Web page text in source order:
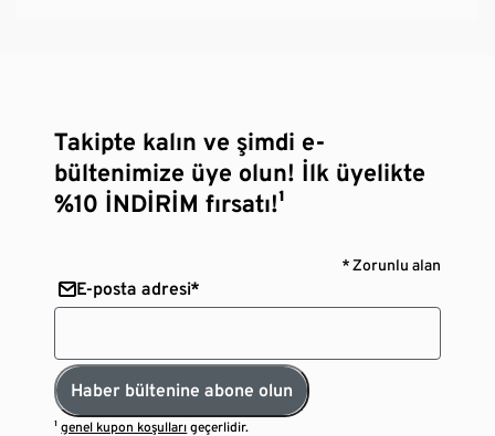
Takipte kalın ve şimdi e-
bültenimize üye olun! İlk üyelikte
%10 İNDİRİM fırsatı!¹
* Zorunlu alan
E-posta adresi*
Haber bültenine abone olun
¹genel kupon koşulları geçerlidir.